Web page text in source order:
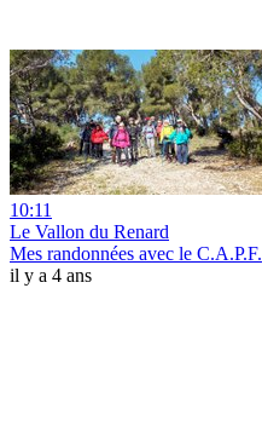
10:11
Le Vallon du Renard
Mes randonnées avec le C.A.P.F.
il y a 4 ans